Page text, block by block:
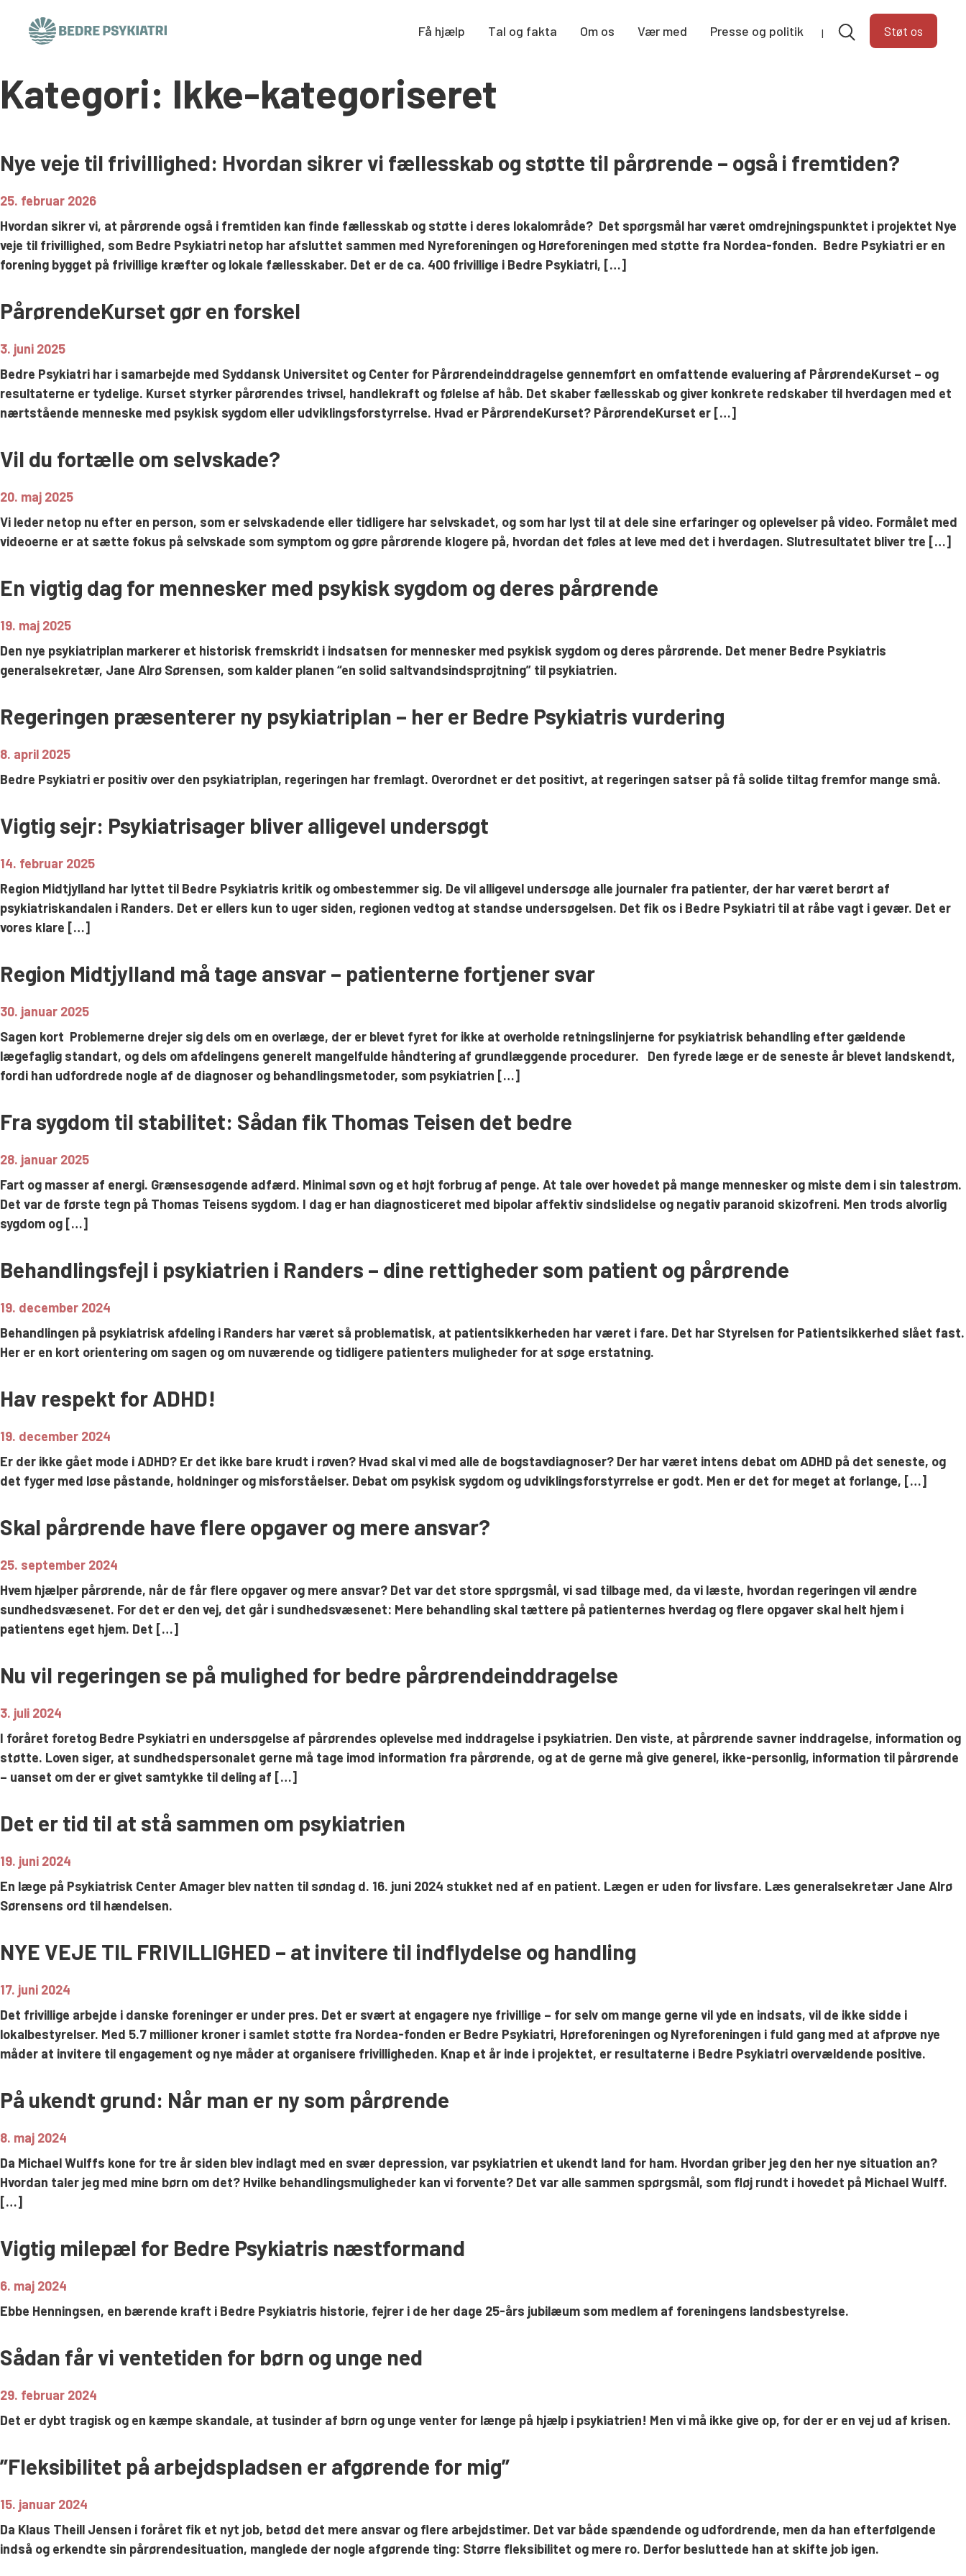
Skip to content
Få hjælp Tal og fakta Om os Vær med Presse og politik Støt os
Kategori: Ikke-kategoriseret
Nye veje til frivillighed: Hvordan sikrer vi fællesskab og støtte til pårørende – også i fremtiden?
25. februar 2026
Hvordan sikrer vi, at pårørende også i fremtiden kan finde fællesskab og støtte i deres lokalområde? Det spørgsmål har været omdrejningspunktet i projektet Nye
veje til frivillighed, som Bedre Psykiatri netop har afsluttet sammen med Nyreforeningen og Høreforeningen med støtte fra Nordea-fonden. Bedre Psykiatri er en
forening bygget på frivillige kræfter og lokale fællesskaber. Det er de ca. 400 frivillige i Bedre Psykiatri, […]
PårørendeKurset gør en forskel
3. juni 2025
Bedre Psykiatri har i samarbejde med Syddansk Universitet og Center for Pårørendeinddragelse gennemført en omfattende evaluering af PårørendeKurset – og
resultaterne er tydelige. Kurset styrker pårørendes trivsel, handlekraft og følelse af håb. Det skaber fællesskab og giver konkrete redskaber til hverdagen med et
nærtstående menneske med psykisk sygdom eller udviklingsforstyrrelse. Hvad er PårørendeKurset? PårørendeKurset er […]
Vil du fortælle om selvskade?
20. maj 2025
Vi leder netop nu efter en person, som er selvskadende eller tidligere har selvskadet, og som har lyst til at dele sine erfaringer og oplevelser på video. Formålet med
videoerne er at sætte fokus på selvskade som symptom og gøre pårørende klogere på, hvordan det føles at leve med det i hverdagen. Slutresultatet bliver tre […]
En vigtig dag for mennesker med psykisk sygdom og deres pårørende
19. maj 2025
Den nye psykiatriplan markerer et historisk fremskridt i indsatsen for mennesker med psykisk sygdom og deres pårørende. Det mener Bedre Psykiatris
generalsekretær, Jane Alrø Sørensen, som kalder planen “en solid saltvandsindsprøjtning” til psykiatrien.
Regeringen præsenterer ny psykiatriplan – her er Bedre Psykiatris vurdering
8. april 2025
Bedre Psykiatri er positiv over den psykiatriplan, regeringen har fremlagt. Overordnet er det positivt, at regeringen satser på få solide tiltag fremfor mange små.
Vigtig sejr: Psykiatrisager bliver alligevel undersøgt
14. februar 2025
Region Midtjylland har lyttet til Bedre Psykiatris kritik og ombestemmer sig. De vil alligevel undersøge alle journaler fra patienter, der har været berørt af
psykiatriskandalen i Randers. Det er ellers kun to uger siden, regionen vedtog at standse undersøgelsen. Det fik os i Bedre Psykiatri til at råbe vagt i gevær. Det er
vores klare […]
Region Midtjylland må tage ansvar – patienterne fortjener svar
30. januar 2025
Sagen kort Problemerne drejer sig dels om en overlæge, der er blevet fyret for ikke at overholde retningslinjerne for psykiatrisk behandling efter gældende
lægefaglig standart, og dels om afdelingens generelt mangelfulde håndtering af grundlæggende procedurer. Den fyrede læge er de seneste år blevet landskendt,
fordi han udfordrede nogle af de diagnoser og behandlingsmetoder, som psykiatrien […]
Fra sygdom til stabilitet: Sådan fik Thomas Teisen det bedre
28. januar 2025
Fart og masser af energi. Grænsesøgende adfærd. Minimal søvn og et højt forbrug af penge. At tale over hovedet på mange mennesker og miste dem i sin talestrøm.
Det var de første tegn på Thomas Teisens sygdom. I dag er han diagnosticeret med bipolar affektiv sindslidelse og negativ paranoid skizofreni. Men trods alvorlig
sygdom og […]
Behandlingsfejl i psykiatrien i Randers – dine rettigheder som patient og pårørende
19. december 2024
Behandlingen på psykiatrisk afdeling i Randers har været så problematisk, at patientsikkerheden har været i fare. Det har Styrelsen for Patientsikkerhed slået fast.
Her er en kort orientering om sagen og om nuværende og tidligere patienters muligheder for at søge erstatning.
Hav respekt for ADHD!
19. december 2024
Er der ikke gået mode i ADHD? Er det ikke bare krudt i røven? Hvad skal vi med alle de bogstavdiagnoser? Der har været intens debat om ADHD på det seneste, og
det fyger med løse påstande, holdninger og misforståelser. Debat om psykisk sygdom og udviklingsforstyrrelse er godt. Men er det for meget at forlange, […]
Skal pårørende have flere opgaver og mere ansvar?
25. september 2024
Hvem hjælper pårørende, når de får flere opgaver og mere ansvar? Det var det store spørgsmål, vi sad tilbage med, da vi læste, hvordan regeringen vil ændre
sundhedsvæsenet. For det er den vej, det går i sundhedsvæsenet: Mere behandling skal tættere på patienternes hverdag og flere opgaver skal helt hjem i
patientens eget hjem. Det […]
Nu vil regeringen se på mulighed for bedre pårørendeinddragelse
3. juli 2024
I foråret foretog Bedre Psykiatri en undersøgelse af pårørendes oplevelse med inddragelse i psykiatrien. Den viste, at pårørende savner inddragelse, information og
støtte. Loven siger, at sundhedspersonalet gerne må tage imod information fra pårørende, og at de gerne må give generel, ikke-personlig, information til pårørende
– uanset om der er givet samtykke til deling af […]
Det er tid til at stå sammen om psykiatrien
19. juni 2024
En læge på Psykiatrisk Center Amager blev natten til søndag d. 16. juni 2024 stukket ned af en patient. Lægen er uden for livsfare. Læs generalsekretær Jane Alrø
Sørensens ord til hændelsen.
NYE VEJE TIL FRIVILLIGHED – at invitere til indflydelse og handling
17. juni 2024
Det frivillige arbejde i danske foreninger er under pres. Det er svært at engagere nye frivillige – for selv om mange gerne vil yde en indsats, vil de ikke sidde i
lokalbestyrelser. Med 5.7 millioner kroner i samlet støtte fra Nordea-fonden er Bedre Psykiatri, Høreforeningen og Nyreforeningen i fuld gang med at afprøve nye
måder at invitere til engagement og nye måder at organisere frivilligheden. Knap et år inde i projektet, er resultaterne i Bedre Psykiatri overvældende positive.
På ukendt grund: Når man er ny som pårørende
8. maj 2024
Da Michael Wulffs kone for tre år siden blev indlagt med en svær depression, var psykiatrien et ukendt land for ham. Hvordan griber jeg den her nye situation an?
Hvordan taler jeg med mine børn om det? Hvilke behandlingsmuligheder kan vi forvente? Det var alle sammen spørgsmål, som fløj rundt i hovedet på Michael Wulff.
[…]
Vigtig milepæl for Bedre Psykiatris næstformand
6. maj 2024
Ebbe Henningsen, en bærende kraft i Bedre Psykiatris historie, fejrer i de her dage 25-års jubilæum som medlem af foreningens landsbestyrelse.
Sådan får vi ventetiden for børn og unge ned
29. februar 2024
Det er dybt tragisk og en kæmpe skandale, at tusinder af børn og unge venter for længe på hjælp i psykiatrien! Men vi må ikke give op, for der er en vej ud af krisen.
”Fleksibilitet på arbejdspladsen er afgørende for mig”
15. januar 2024
Da Klaus Theill Jensen i foråret fik et nyt job, betød det mere ansvar og flere arbejdstimer. Det var både spændende og udfordrende, men da han efterfølgende
indså og erkendte sin pårørendesituation, manglede der nogle afgørende ting: Større fleksibilitet og mere ro. Derfor besluttede han at skifte job igen.